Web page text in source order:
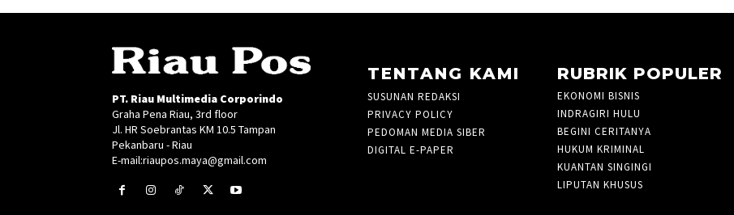
PT. Riau Multimedia Corporindo
Graha Pena Riau, 3rd floor
Jl. HR Soebrantas KM 10.5 Tampan
Pekanbaru - Riau
E-mail:riaupos.maya@gmail.com
TENTANG KAMI
SUSUNAN REDAKSI
PRIVACY POLICY
PEDOMAN MEDIA SIBER
DIGITAL E-PAPER
RUBRIK POPULER
EKONOMI BISNIS
INDRAGIRI HULU
BEGINI CERITANYA
HUKUM KRIMINAL
KUANTAN SINGINGI
LIPUTAN KHUSUS